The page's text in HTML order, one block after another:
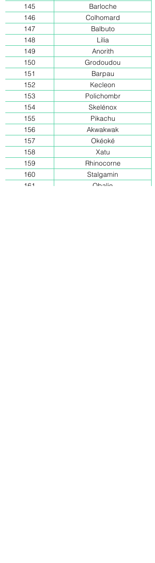
145
Barloche
146
Colhomard
147
Balbuto
148
Lilia
149
Anorith
150
Grodoudou
151
Barpau
152
Kecleon
153
Polichombr
154
Skelénox
155
Pikachu
156
Akwakwak
157
Okéoké
158
Xatu
159
Rhinocorne
160
Stalgamin
161
Obalie